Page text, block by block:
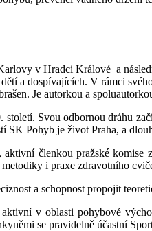
v Hradci Králové a
a dospívajících. V rámci
Je autorkou a
Svou odbornou dráhu
SK Pohyb je život Praha, a
členkou pražské komise
i praxe zdravotního
a schopnost propojit
v oblasti pohybové
se pravidelně účastní